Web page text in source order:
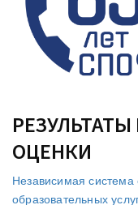
ОЦЕНКИ
Независимая система
образовательных